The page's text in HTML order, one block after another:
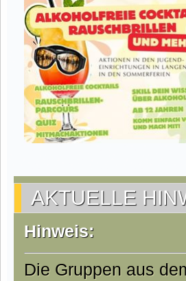
AKTUELLE
Hinweis:
Die Gruppen aus